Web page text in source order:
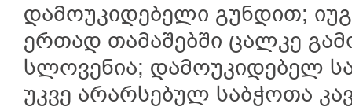
დამოუკიდებელი გუნდით;
ერთად თამაშებში ცალკე
სლოვენია; დამოუკიდებელ
უკვე არარსებულ საბჭოთა